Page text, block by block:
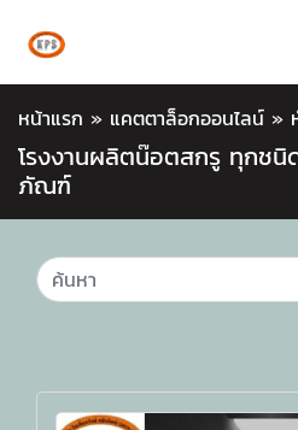
หน้าแรก » แคตตาล็อกออนไลน์ »
โรงงานผลิตน๊อตสกรู ทุกช
ภัณฑ์